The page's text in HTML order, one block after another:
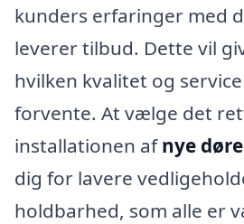
kunders erfaringer med
leverer tilbud. Dette vil
hvilken kvalitet og
forvente. At vælge det
installationen afnye døre
dig for lavere
holdbarhed, som alle er